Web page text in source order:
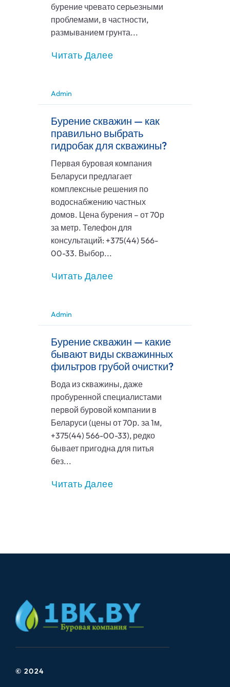
бурение чревато серьезными
проблемами, в частности,
размыванием грунта...
Читать Далее
Admin
Бурение скважин — как
правильно выбрать
гидробак для скважины?
Первая буровая компания
Беларуси предлагает
комплексные решения по
водоснабжению частных
домов. Цена бурения – от 70р
за метр. Телефон для
консультаций: +375(44) 566-
00-33. Выбор...
Читать Далее
Admin
Бурение скважин — какие
бывают виды скважинных
фильтров грубой очистки?
Вода из скважины, даже
пробуренной специалистами
первой буровой компании в
Беларуси (цены от 70р. за 1м,
+375(44) 566-00-33), редко
бывает пригодна для питья
без...
Читать Далее
© 2024